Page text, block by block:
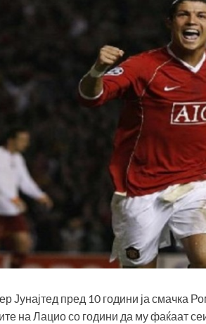
Јунајтед пред 10 години ја смачка
на Лацио со години да му фаќаат